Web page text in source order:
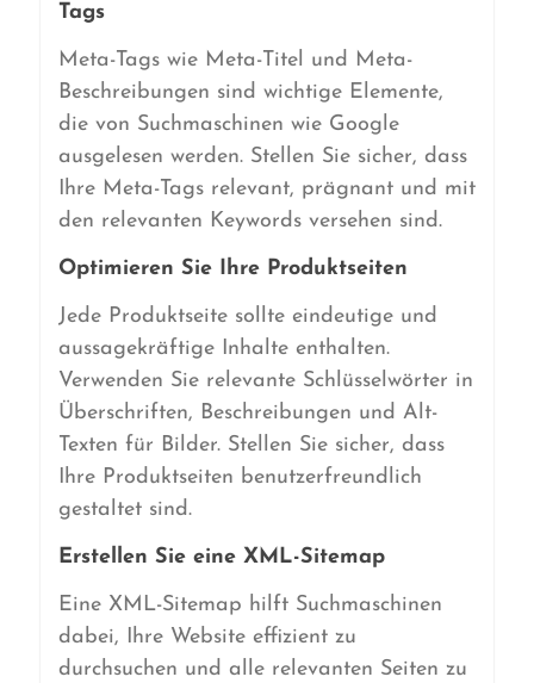
Tags
Meta-Tags wie Meta-Titel und Meta-
Beschreibungen sind wichtige Elemente,
die von Suchmaschinen wie Google
ausgelesen werden. Stellen Sie sicher, dass
Ihre Meta-Tags relevant, prägnant und mit
den relevanten Keywords versehen sind.
Optimieren Sie Ihre Produktseiten
Jede Produktseite sollte eindeutige und
aussagekräftige Inhalte enthalten.
Verwenden Sie relevante Schlüsselwörter in
Überschriften, Beschreibungen und Alt-
Texten für Bilder. Stellen Sie sicher, dass
Ihre Produktseiten benutzerfreundlich
gestaltet sind.
Erstellen Sie eine XML-Sitemap
Eine XML-Sitemap hilft Suchmaschinen
dabei, Ihre Website effizient zu
durchsuchen und alle relevanten Seiten zu